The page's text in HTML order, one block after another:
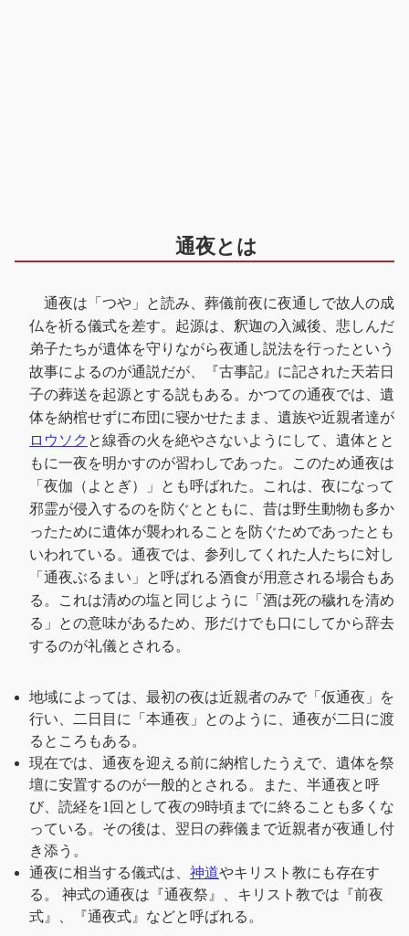
通夜とは
通夜は「つや」と読み、葬儀前夜に夜通しで故人の成
仏を祈る儀式を差す。起源は、釈迦の入滅後、悲しんだ
弟子たちが遺体を守りながら夜通し説法を行ったという
故事によるのが通説だが、『古事記』に記された天若日
子の葬送を起源とする説もある。かつての通夜では、遺
体を納棺せずに布団に寝かせたまま、遺族や近親者達が
ロウソク と線香の火を絶やさないようにして、遺体とと
もに一夜を明かすのが習わしであった。このため通夜は
「夜伽（よとぎ）」とも呼ばれた。これは、夜になって
邪霊が侵入するのを防ぐとともに、昔は野生動物も多か
ったために遺体が襲われることを防ぐためであったとも
いわれている。通夜では、参列してくれた人たちに対し
「通夜ぶるまい」と呼ばれる酒食が用意される場合もあ
る。これは清めの塩と同じように「酒は死の穢れを清め
る」との意味があるため、形だけでも口にしてから辞去
するのが礼儀とされる。
地域によっては、最初の夜は近親者のみで「仮通夜」を
行い、二日目に「本通夜」とのように、通夜が二日に渡
るところもある。
現在では、通夜を迎える前に納棺したうえで、遺体を祭
壇に安置するのが一般的とされる。また、半通夜と呼
び、読経を1回として夜の9時頃までに終ることも多くな
っている。その後は、翌日の葬儀まで近親者が夜通し付
き添う。
通夜に相当する儀式は、 神道やキリスト教にも存在す
る。 神式の通夜は『通夜祭』、キリスト教では『前夜
式』、『通夜式』などと呼ばれる。